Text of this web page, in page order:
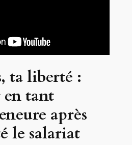
ta liberté :
en tant
après
le salariat